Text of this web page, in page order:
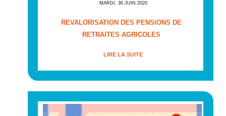
MARDI, 30 JUIN 2020
REVALORISATION DES PENSIONS DE
RETRAITES AGRICOLES
LIRE LA SUITE